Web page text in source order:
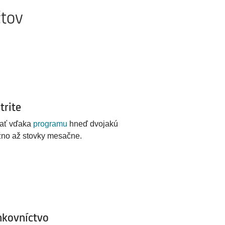
vďaka programu hneď dvojakú
až stovky mesačne.